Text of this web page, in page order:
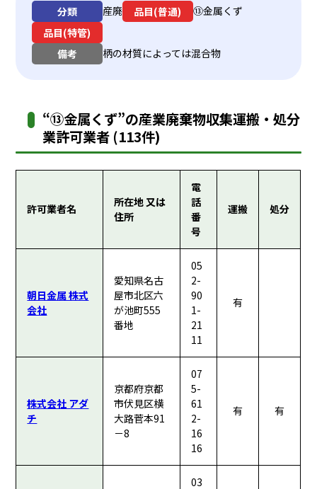
分類 産廃 品目(普通)
⑬金属くず
品目(特管)
備考
柄の材質によっては混合物
“⑬金属くず”の産業廃棄物収集運搬・処分
業許可業者 (113件)
許可業者名
所在地 又は
住所
電
話
番
号
運搬 処分
朝日金属 株式
会社
愛知県名古
屋市北区六
が池町555
番地
05
2-
90
1-
21
11
有
株式会社 アダ
チ
京都府京都
市伏見区横
大路菅本91
－8
07
5-
61
2-
16
16
有 有
03